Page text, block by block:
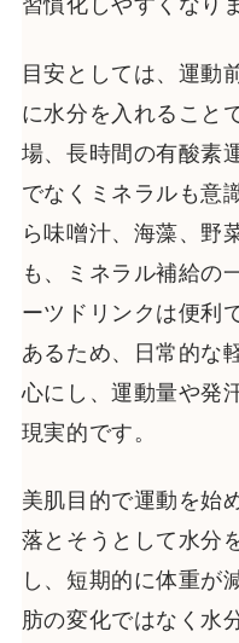
習慣化しやすくなり
目安としては、運動
に水分を入れること
場、長時間の有酸素
でなくミネラルも意
ら味噌汁、海藻、野
も、ミネラル補給の
ーツドリンクは便利
あるため、日常的な
心にし、運動量や発
現実的です。
美肌目的で運動を始
落とそうとして水分
し、短期的に体重が
肪の変化ではなく水